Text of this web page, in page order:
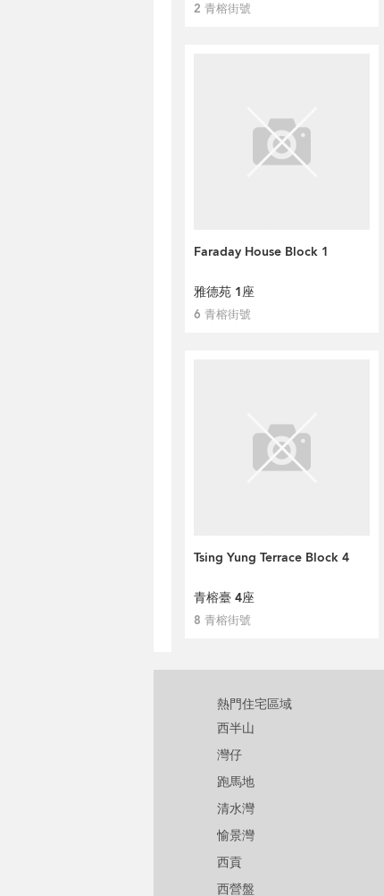
2 青榕街號
Faraday House Block 1
雅德苑 1座
6 青榕街號
Tsing Yung Terrace Block 4
青榕臺 4座
8 青榕街號
熱門住宅區域
西半山
灣仔
跑馬地
清水灣
愉景灣
西貢
西營盤